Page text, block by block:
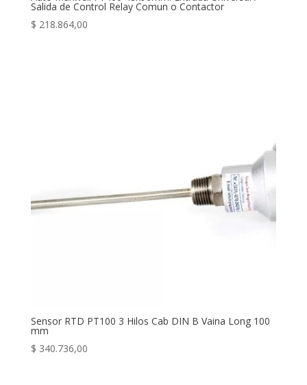
Salida de Control Relay Comun o Contactor
$ 218.864,00
Sensor RTD PT100 3 Hilos Cab DIN B Vaina Long 100
mm
$ 340.736,00